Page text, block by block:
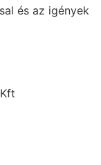
és az igények